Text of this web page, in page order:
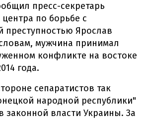
пресс-секретарь
по борьбе с
преступностью Ярослав
мужчина принимал
конфликте на востоке
года.
сепаратистов так
народной республики"
законной власти Украины. За